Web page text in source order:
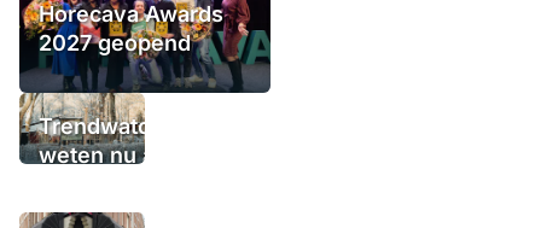
Horecava Awards
2027 geopend
Trendwatchers
weten nu al wat
moet bieden: